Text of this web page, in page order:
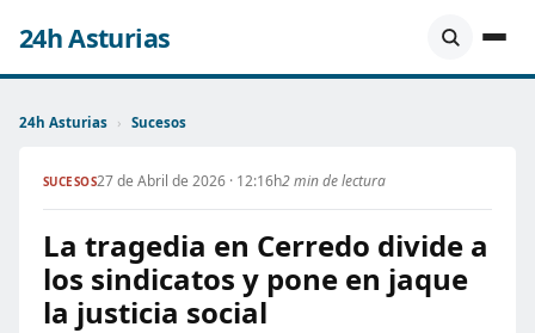
24h Asturias
24h Asturias › Sucesos
SUCESOS27 de Abril de 2026 · 12:16h2 min de lectura
La tragedia en Cerredo divide a
los sindicatos y pone en jaque
la justicia social